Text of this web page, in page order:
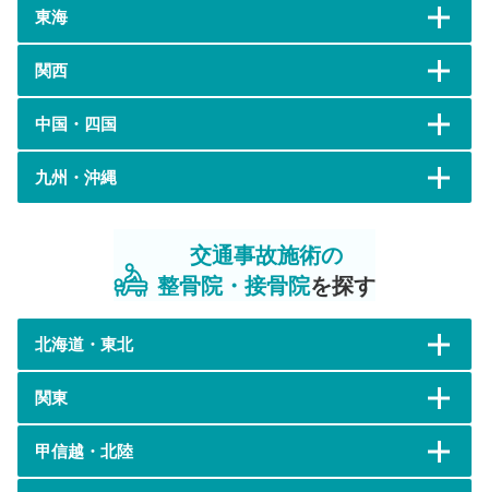
東海
関西
中国・四国
九州・沖縄
交通事故施術の
整骨院・接骨院を探す
北海道・東北
関東
甲信越・北陸